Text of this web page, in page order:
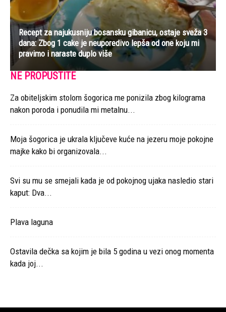
Recept za najukusniju bosansku gibanicu, ostaje sveža 3
dana: Zbog 1 cake je neuporedivo lepša od one koju mi
pravimo i naraste duplo više
NE PROPUSTITE
Za obiteljskim stolom šogorica me ponizila zbog kilograma
nakon poroda i ponudila mi metalnu...
Moja šogorica je ukrala ključeve kuće na jezeru moje pokojne
majke kako bi organizovala...
Svi su mu se smejali kada je od pokojnog ujaka nasledio stari
kaput: Dva...
Plava laguna
Ostavila dečka sa kojim je bila 5 godina u vezi onog momenta
kada joj...